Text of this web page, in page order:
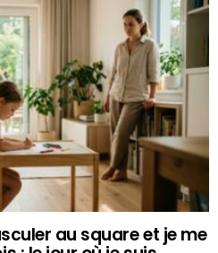
au square et je me